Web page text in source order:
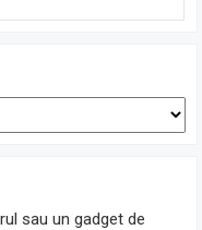
sau un gadget de